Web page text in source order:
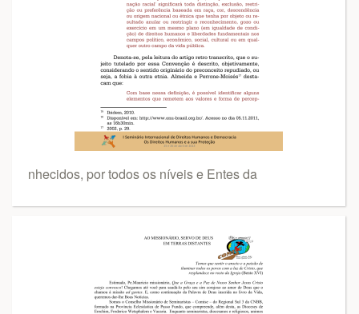
nhecidos, por todos os níveis e Entes da